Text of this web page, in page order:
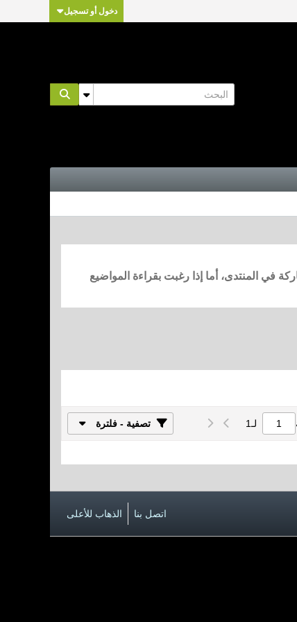
دخول أو تسجيل
في المنتدى، أما إذا رغبت بقراءة المواضيع
لـ1 تصفية - فلترة
اتصل بنا الذهاب للأعلى